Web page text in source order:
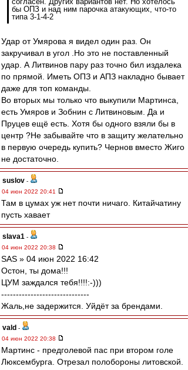
бы ОПЗ и над ним парочка атакующих, что-то
типа 3-1-4-2
Удар от Умярова я видел один раз. Он
закручивал в угол .Но это не поставленный
удар. А Литвинов пару раз точно бил издалека
по прямой. Иметь ОПЗ и АПЗ накладно бывает
даже для топ команды.
Во вторых мы только что выкупили Мартинса,
есть Умяров и Зобнин с Литвиновым. Да и
Пруцев ещё есть. Хотя бы одного взяли бы в
центр ?Не забывайте что в защиту желательно
в первую очередь купить? Чернов вместо Жиго
не достаточно.
suslov -
04 июн 2022 20:41
Там в цумах уж нет почти ничаго. Китайчатину
пусть хавает
slava1 -
04 июн 2022 20:38
SAS » 04 июн 2022 16:42
Остон, ты дома!!!
ЦУМ заждался тебя!!!!:-)))
------------------------------
Жаль,не задержится. Уйдёт за брендами.
vald -
04 июн 2022 20:38
Мартинс - предголевой пас при втором голе
Люксембурга. Отрезал полобороны литовской.